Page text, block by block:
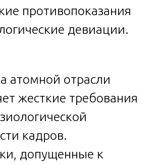
противопоказания
девиации.
атомной отрасли
жесткие требования
кадров.
допущенные к